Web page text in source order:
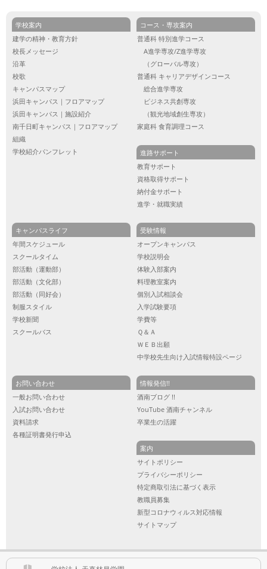
学校案内
建学の精神・教育方針
校長メッセージ
沿革
校歌
キャンパスマップ
浜田キャンパス｜フロアマップ
浜田キャンパス｜施設紹介
南千日町キャンパス｜フロアマップ
組織
学校紹介パンフレット
コース・専攻案内
普通科 特別進学コース
A進学専攻/Z進学専攻
（グローバル専攻）
普通科 キャリアデザインコース
総合進学専攻
ビジネス共創専攻
（観光地域創生専攻）
家庭科 食育調理コース
進路サポート
教育サポート
資格取得サポート
納付金サポート
進学・就職実績
キャンパスライフ
年間スケジュール
スクールタイム
部活動（運動部）
部活動（文化部）
部活動（同好会）
制服スタイル
学校新聞
スクールバス
受験情報
オープンキャンパス
学校説明会
体験入部案内
料理教室案内
個別入試相談会
入学試験要項
学費等
Ｑ＆Ａ
ＷＥＢ出願
中学校先生向け入試情報特設ページ
お問い合わせ
一般お問い合わせ
入試お問い合わせ
資料請求
各種証明書発行申込
情報発信!!
酒南ブログ !!
YouTube 酒南チャンネル
卒業生の活躍
案内
サイトポリシー
プライバシーポリシー
特定商取引法に基づく表示
教職員募集
新型コロナウィルス対応情報
サイトマップ